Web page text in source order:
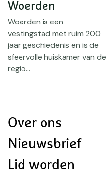
Woerden
Woerden is een
vestingstad met ruim 200
jaar geschiedenis en is de
sfeervolle huiskamer van de
regio...
Doormat
Over ons
Nieuwsbrief
Lid worden